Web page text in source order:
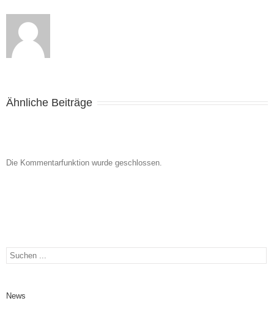
Ähnliche Beiträge
Die Kommentarfunktion wurde geschlossen.
News